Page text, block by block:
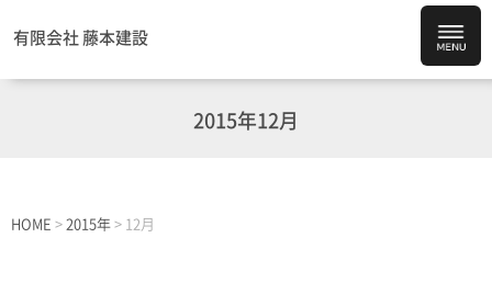
有限会社 藤本建設
2015年12月
HOME > 2015年 > 12月